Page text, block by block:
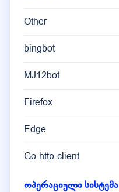
Other
bingbot
MJ12bot
Firefox
Edge
Go-http-client
Mobile Safari
ოპერაციული სისტემა